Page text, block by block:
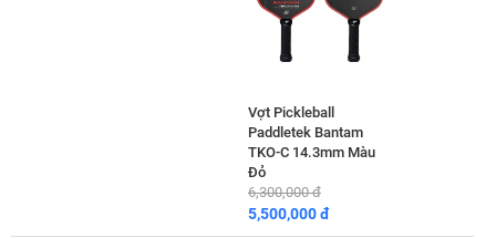
Vợt Pickleball
Paddletek Bantam
TKO-C 14.3mm Màu
Đỏ
6,300,000 đ
5,500,000 đ